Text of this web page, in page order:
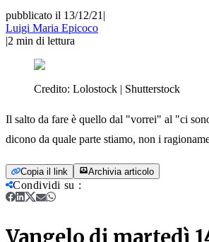
pubblicato il 13/12/21 |
Luigi Maria Epicoco
|2 min di lettura
Credito: Lolostock | Shutterstock
Il salto da fare è quello dal "vorrei" al "ci
dicono da quale parte stiamo, non i
Copia il link Archivia articolo
Condividi su :